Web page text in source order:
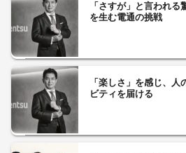
「さすが」と言われ
を生む電通の挑戦
「楽しさ」を感じ、
ビティを届ける